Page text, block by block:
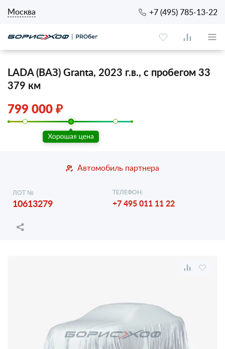
Москва +7 (495) 785-13-22
LADA (ВАЗ) Granta, 2023 г.в., с пробегом 33
379 км
799 000 ₽
Автомобиль партнера
ЛОТ №
10613279
ТЕЛЕФОН:
+7 495 011 11 22